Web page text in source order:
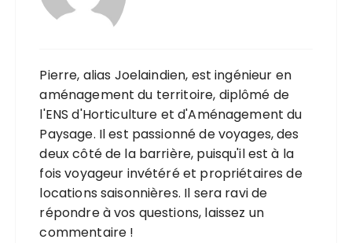
Pierre, alias Joelaindien, est ingénieur en
aménagement du territoire, diplômé de
l'ENS d'Horticulture et d'Aménagement du
Paysage. Il est passionné de voyages, des
deux côté de la barrière, puisqu'il est à la
fois voyageur invétéré et propriétaires de
locations saisonnières. Il sera ravi de
répondre à vos questions, laissez un
commentaire !